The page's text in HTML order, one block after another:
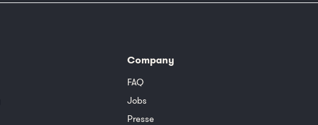
Company
FAQ
Jobs
Presse